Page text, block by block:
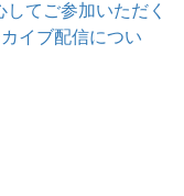
してご参加いただく
イブ配信につい